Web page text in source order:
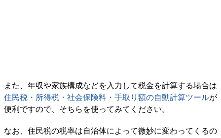
また、年収や家族構成などを入力して税金を計算する場合は
住民税・所得税・社会保険料・手取り額の自動計算ツールが
便利ですので、そちらを使ってみてください。
なお、住民税の税率は自治体によって微妙に変わってくるの